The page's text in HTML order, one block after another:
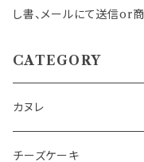
し書、メールにて送信or
CATEGORY
カヌレ
詰め合わせSET
チーズケーキ